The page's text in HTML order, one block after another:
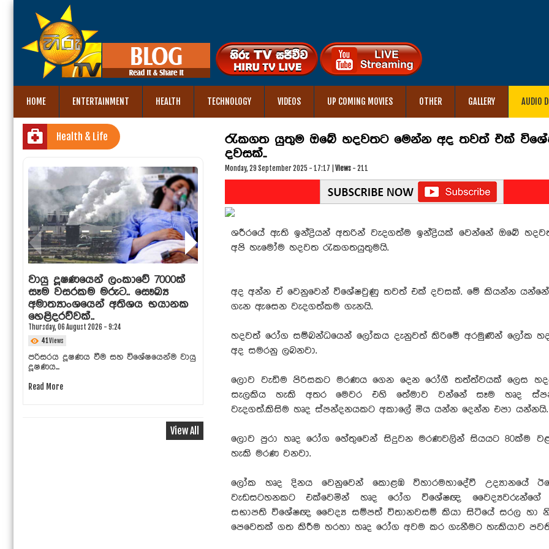
HOME ENTERTAINMENT HEALTH TECHNOLOGY VIDEOS UP COMING MOVIES OTHER GALLERY AUDIO
රැකගත යුතුම ඔබේ හදවතට මෙන්න අද තවත් එක්
දවසක්..
Monday, 29 September 2025 - 17:17 | Views - 211
ශරීරයේ ඇති ඉන්ද්‍රියන් අතරින් වැදගත්ම ඉන්ද්‍රියක් වෙන්නේ ඔබේ
අපි හැමෝම හදවත රැකගතයුතුමයි.
අද අන්න ඒ වෙනුවෙන් විශේෂවුණු තවත් එක් දවසක්. මේ කියන්න
ගැන ඇසෙන වැදගත්කම ගැනයි.
හදවත් රෝග සම්බන්ධයෙන් ලෝකය දැනුවත් කිරිමේ අරමුණින් ලෝක
අද සමරනු ලබනවා.
ලොව වැඩිම පිරිසකට මරණය ගෙන දෙන රෝගී තත්ත්වයක් ලෙස
සැලකිය හැකි අතර මෙවර එහි තේමාව වන්නේ සෑම හෘද
වැදගත්.කිසිම හෘද ස්පන්දනයකට අකාලේ මිය යන්න දෙන්න එපා යන්නයි.
ලොව පුරා හෘද රෝග හේතුවෙන් සිදුවන මරණවලින් සියයට 80ක්ම
හැකි මරණ වනවා.
ලෝක හෘද දිනය වෙනුවෙන් කොළඹ විහාරමහාදේවී උද්‍යානයේ
වැඩසටහනකට එක්වෙමින් හෘද රෝග විශේෂඥ වෛද්‍යවරුන්ගේ
සභාපති විශේෂඥ වෛද්‍ය සම්පත් විතානවසම් කියා සිටියේ සරල හා
පෙවෙතක් ගත කිරීම හරහා හෘද රෝග අවම කර ගැනීමට හැකියාව
Health & Life
වායු දූෂණයෙන් ලංකාවේ 7000ක්
සෑම වසරකම මරුට.. සෞඛ්‍ය
අමාත්‍යාංශයෙන් අතිශය භයානක
හෙළිදරව්වක්..
Thursday, 06 August 2026 - 9:24
41Views
පරිසරය දූෂණය වීම සහ විශේෂයෙන්ම වායු
දූෂණය...
Read More
දිවයින පුරා විශේෂ වැඩසටහන්
රැසක්.. ඉදිරි සතිය තුළ ක්‍රියාත්මක
86Views
ලෝක මව්කිරි දීමේ සතියට සමගාමීව
Read More
පරිභෝජනය සීමා
වෙනස්ම කතාව..
Friday, 31 July 2026 - 13:32
සීමා...
Read More
View All